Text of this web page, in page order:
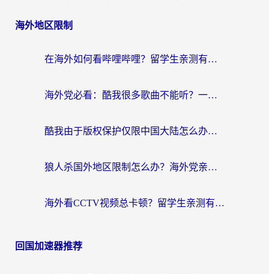
海外地区限制
在海外如何看哔哩哔哩？留学生亲测有效的回国加速指南
海外党必看：酷我很多歌曲不能听？一招解决优酷版权限制+B站地域问题！
酷我由于版权保护仅限中国大陆怎么办？海外党亲测有效的解锁指南
狼人杀国外地区限制怎么办？海外党亲测有效的全场景回国加速指南
海外看CCTV视频总卡顿？留学生亲测有效的回国加速器选择指南
回国加速器推荐